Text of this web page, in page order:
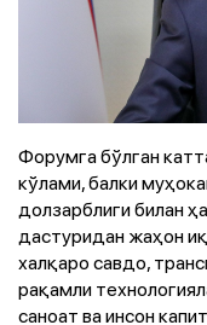
Форумга бўлган
кўлами, балки
долзарблиги билан
дастуридан жаҳон
халқаро савдо,
рақамли
саноат ва инсон